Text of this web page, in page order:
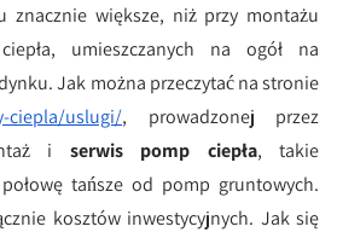
znacznie większe, niż przy montażu
umieszczanych na ogół na
Jak można przeczytać na stronie
ciepla/uslugi/, prowadzonej przez
i serwis pomp ciepła, takie
tańsze od pomp gruntowych.
kosztów inwestycyjnych. Jak się